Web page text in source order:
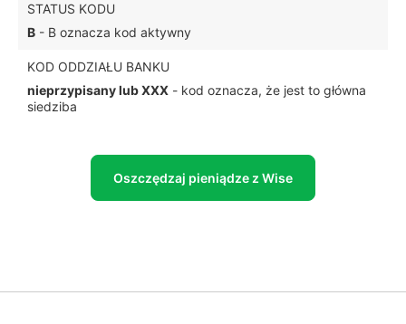
STATUS KODU
B - B oznacza kod aktywny
KOD ODDZIAŁU BANKU
nieprzypisany lub XXX - kod oznacza, że jest to główna
siedziba
Oszczędzaj pieniądze z Wise